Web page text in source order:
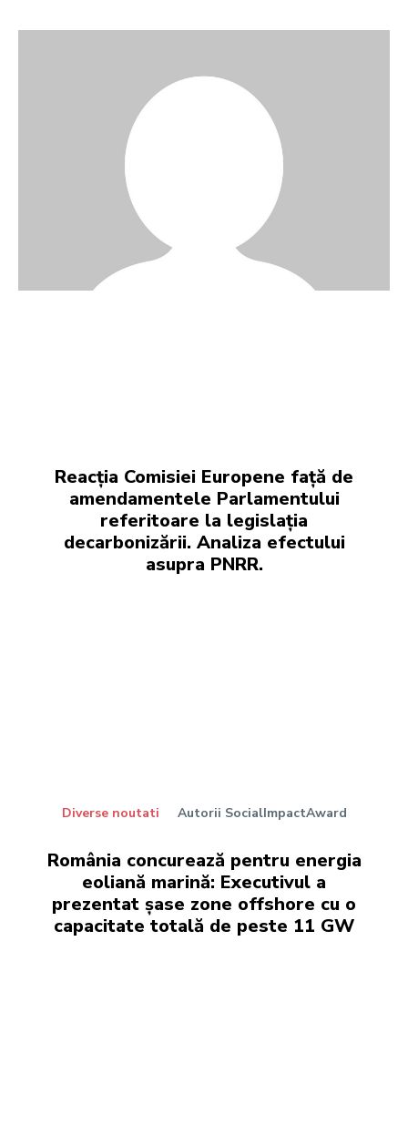
Reacția Comisiei Europene față de
amendamentele Parlamentului
referitoare la legislația
decarbonizării. Analiza efectului
asupra PNRR.
Diverse noutati Autorii SocialImpactAward
România concurează pentru energia
eoliană marină: Executivul a
prezentat șase zone offshore cu o
capacitate totală de peste 11 GW